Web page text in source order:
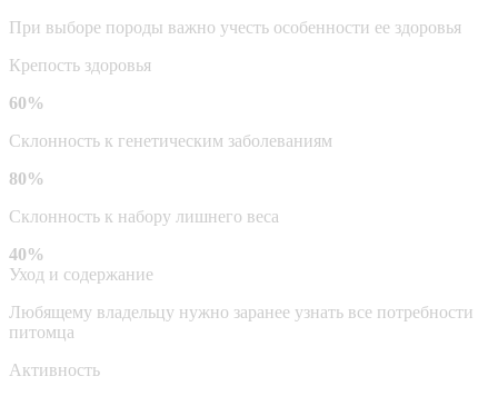
При выборе породы важно учесть особенности ее здоровья
Крепость здоровья
60%
Склонность к генетическим заболеваниям
80%
Склонность к набору лишнего веса
40%
Уход и содержание
Любящему владельцу нужно заранее узнать все потребности
питомца
Активность